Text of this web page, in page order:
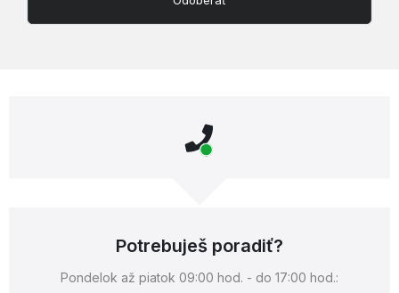
Potrebuješ poradiť?
Pondelok až piatok 09:00 hod. - do 17:00 hod.: